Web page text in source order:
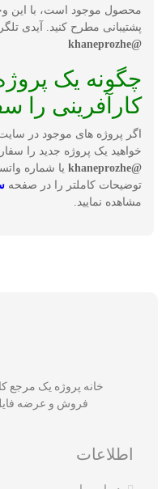
محصول موجود است، با این
پشتیبانی مطرح کنید. آیدی
@khaneprozhe
چگونه یک
کارآفرینی را
اگر پروژه های موجود در
خواهید یک پروژه جدید را
@khaneprozhe
یا شماره
توضیحات کاملتر را در صفحه
مشاهده نمایید.
خانه پروژه یک مرجع
فروش و عرضه
اطلاعات